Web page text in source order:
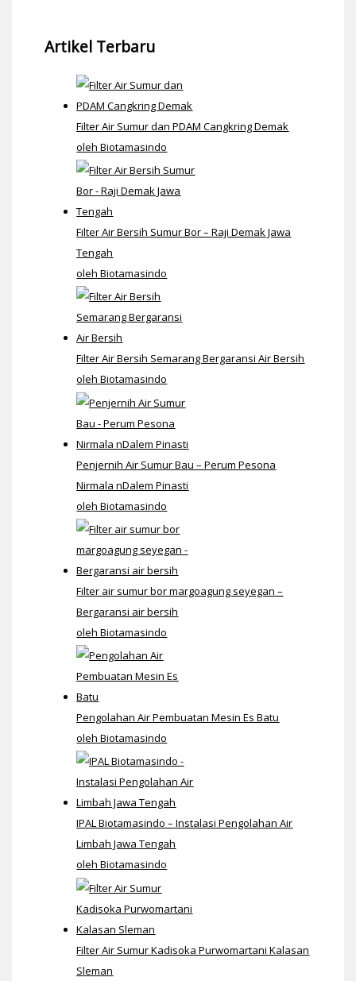
Artikel Terbaru
Filter Air Sumur dan PDAM Cangkring Demak
oleh Biotamasindo
Filter Air Bersih Sumur Bor – Raji Demak Jawa
Tengah
oleh Biotamasindo
Filter Air Bersih Semarang Bergaransi Air Bersih
oleh Biotamasindo
Penjernih Air Sumur Bau – Perum Pesona
Nirmala nDalem Pinasti
oleh Biotamasindo
Filter air sumur bor margoagung seyegan –
Bergaransi air bersih
oleh Biotamasindo
Pengolahan Air Pembuatan Mesin Es Batu
oleh Biotamasindo
IPAL Biotamasindo – Instalasi Pengolahan Air
Limbah Jawa Tengah
oleh Biotamasindo
Filter Air Sumur Kadisoka Purwomartani Kalasan
Sleman